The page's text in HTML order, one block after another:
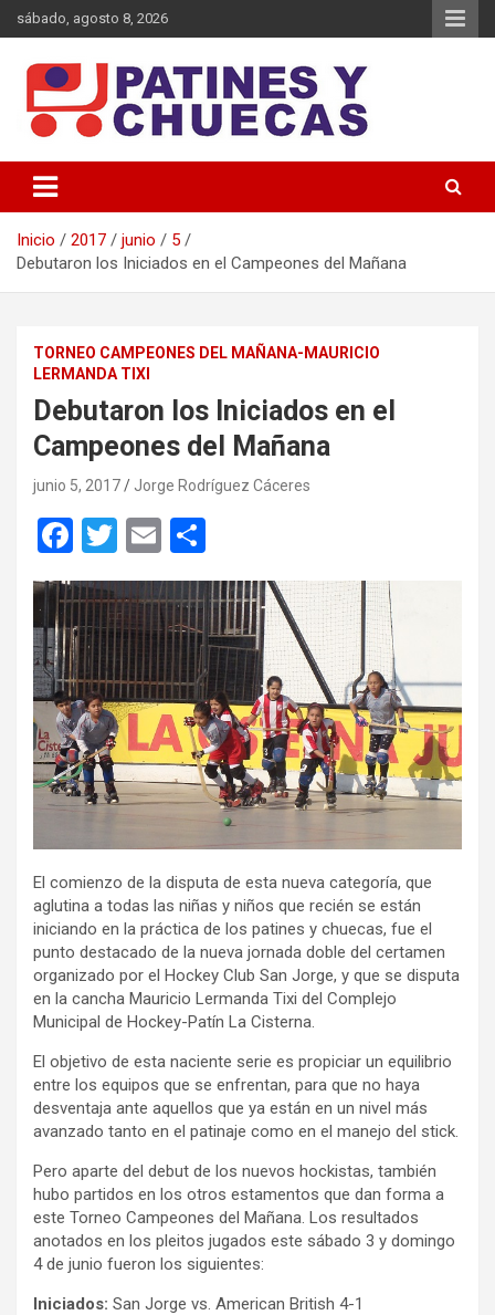
Saltar
al
sábado, agosto 8, 2026
Patines y Chuecas
Inicio 2017 junio
5
Debutaron los Iniciados en el Campeones del Mañana
TORNEO CAMPEONES DEL MAÑANA-MAURICIO
LERMANDA TIXI
Debutaron los Iniciados en el
Campeones del Mañana
junio 5, 2017 Jorge Rodríguez Cáceres
F
a
ce
b
o
o
k
T
wi
tt
er
E
m
ail
o
m
p
ar
tir
El comienzo de la disputa de esta nueva categoría, que
aglutina a todas las niñas y niños que recién se están
iniciando en la práctica de los patines y chuecas, fue el
punto destacado de la nueva jornada doble del certamen
organizado por el Hockey Club San Jorge, y que se disputa
en la cancha Mauricio Lermanda Tixi del Complejo
Municipal de Hockey-Patín La Cisterna.
El objetivo de esta naciente serie es propiciar un equilibrio
entre los equipos que se enfrentan, para que no haya
desventaja ante aquellos que ya están en un nivel más
avanzado tanto en el patinaje como en el manejo del stick.
Pero aparte del debut de los nuevos hockistas, también
hubo partidos en los otros estamentos que dan forma a
este Torneo Campeones del Mañana. Los resultados
anotados en los pleitos jugados este sábado 3 y domingo
4 de junio fueron los siguientes:
Iniciados: San Jorge vs. American British 4-1